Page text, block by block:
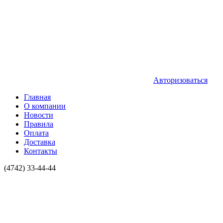
Авторизоваться
Главная
О компании
Новости
Правила
Оплата
Доставка
Контакты
(4742) 33-44-44